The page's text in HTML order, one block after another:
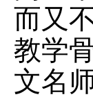
而又
教学
文名